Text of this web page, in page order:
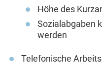
Höhe des
Sozialabgaben
werden
Telefonische